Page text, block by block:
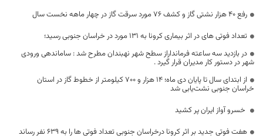
رفع 40 هزار نشتی گاز و کشف 76 مورد سرقت گاز در چهار ماهه نخست سال
تعداد فوتی های در اثر بیماری کرونا به ۱۳۱ مورد در خراسان جنوبی رسید؛
در بازدید سه ساعته فرمانداراز سطح شهر نهبندان مطرح شد : ساماندهی ورودی
شهر در دستور کار مدیران قرار گیرد .
از ابتدای سال تا پایان دی ماه؛ 14 هزار و 700 کیلومتر از خطوط گاز در استان
خراسان جنوبی نشت‌یابی شد
خسرو آواز ایران پر کشید
هفت فوتی جدید بر اثر کرونا درخراسان جنوبی تعداد فوتی ها را به 639 نفر رساند